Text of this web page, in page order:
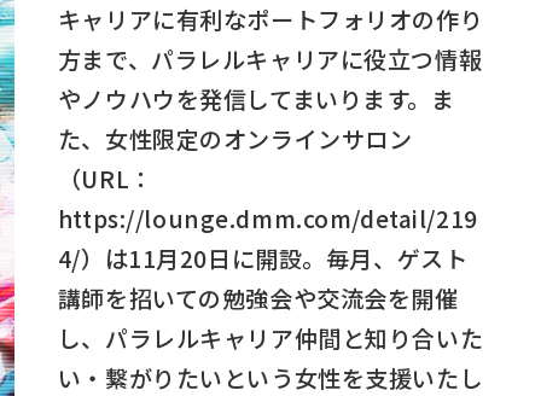
キャリアに有利なポートフォリオの作り
方まで、パラレルキャリアに役立つ情報
やノウハウを発信してまいります。ま
た、女性限定のオンラインサロン
（URL：
https://lounge.dmm.com/detail/219
4/）は11月20日に開設。毎月、ゲスト
講師を招いての勉強会や交流会を開催
し、パラレルキャリア仲間と知り合いた
い・繋がりたいという女性を支援いたし